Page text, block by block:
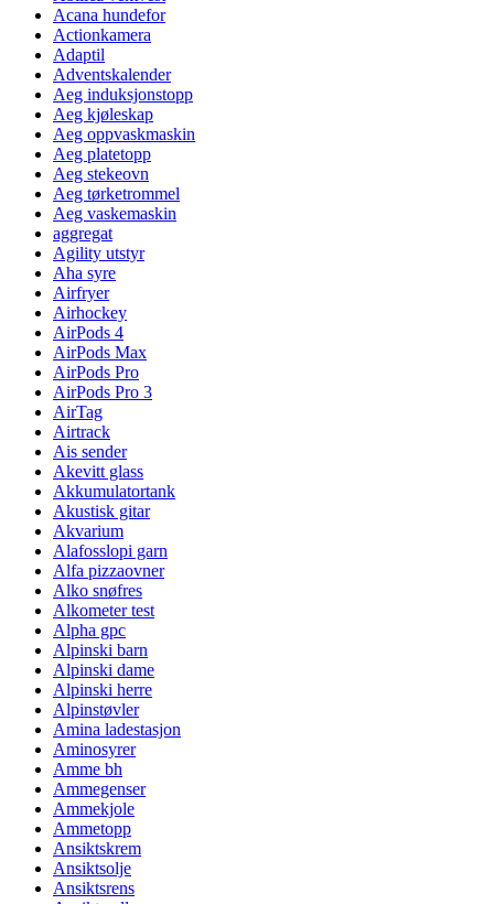
Acana hundefor
Actionkamera
Adaptil
Adventskalender
Aeg induksjonstopp
Aeg kjøleskap
Aeg oppvaskmaskin
Aeg platetopp
Aeg stekeovn
Aeg tørketrommel
Aeg vaskemaskin
aggregat
Agility utstyr
Aha syre
Airfryer
Airhockey
AirPods 4
AirPods Max
AirPods Pro
AirPods Pro 3
AirTag
Airtrack
Ais sender
Akevitt glass
Akkumulatortank
Akustisk gitar
Akvarium
Alafosslopi garn
Alfa pizzaovner
Alko snøfres
Alkometer test
Alpha gpc
Alpinski barn
Alpinski dame
Alpinski herre
Alpinstøvler
Amina ladestasjon
Aminosyrer
Amme bh
Ammegenser
Ammekjole
Ammetopp
Ansiktskrem
Ansiktsolje
Ansiktsrens